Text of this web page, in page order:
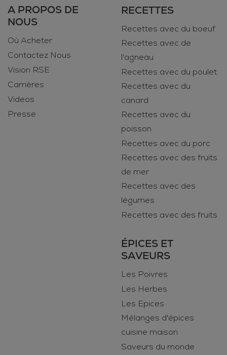
A PROPOS DE
NOUS
Où Acheter
Contactez Nous
Vision RSE
Carrières
Videos
Presse
RECETTES
Recettes avec du boeuf
Recettes avec de
l'agneau
Recettes avec du poulet
Recettes avec du
canard
Recettes avec du
poisson
Recettes avec du porc
Recettes avec des fruits
de mer
Recettes avec des
légumes
Recettes avec des fruits
ÉPICES ET
SAVEURS
Les Poivres
Les Herbes
Les Epices
Mélanges d'épices
cuisine maison
Saveurs du monde